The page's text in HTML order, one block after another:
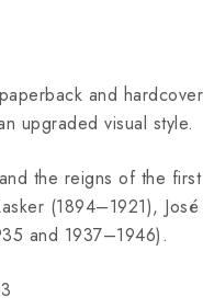
and
upgraded visual style.
the reigns of the
(1894–1921),
and 1937–1946).